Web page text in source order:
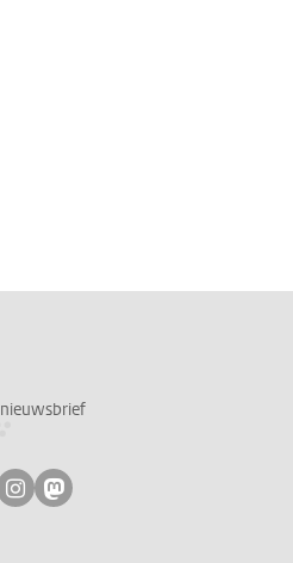
facebook
op youtube
ons op linkedin
Volg ons op instagram
Volg ons op mastodon